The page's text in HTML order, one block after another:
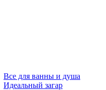
Все для ванны и душа
Идеальный загар